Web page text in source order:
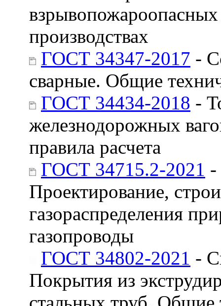
производствах
ГОСТ 34347-2017 -
сварные. Общие
ГОСТ 34434-2018 -
железнодорожных
правила расчета
ГОСТ 34715.2-2021 -
Проектирование,
газораспределения
газопроводы
ГОСТ 34802-2021 -
Покрытия из